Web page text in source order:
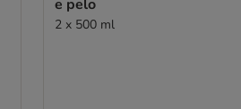
e pelo
2 x 500 ml